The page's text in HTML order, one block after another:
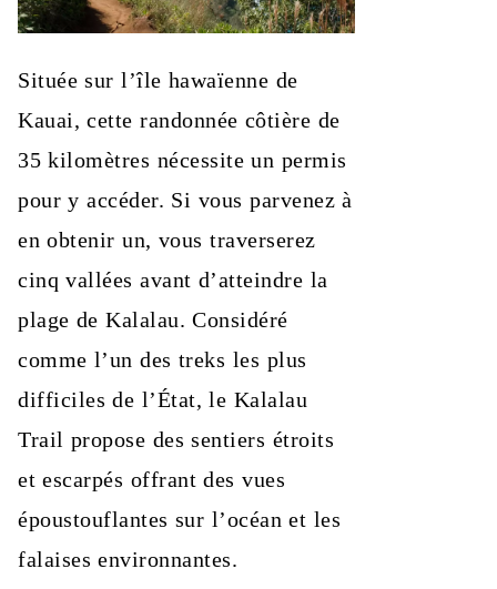
Située sur l’île hawaïenne de
Kauai, cette randonnée côtière de
35 kilomètres nécessite un permis
pour y accéder. Si vous parvenez à
en obtenir un, vous traverserez
cinq vallées avant d’atteindre la
plage de Kalalau. Considéré
comme l’un des treks les plus
difficiles de l’État, le Kalalau
Trail propose des sentiers étroits
et escarpés offrant des vues
époustouflantes sur l’océan et les
falaises environnantes.